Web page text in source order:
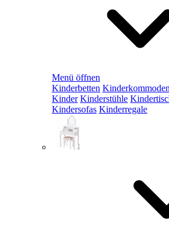
Menü öffnen
Kinderbetten Kinderkommoden
Kinder Kinderstühle
Kindersofas Kinderregale